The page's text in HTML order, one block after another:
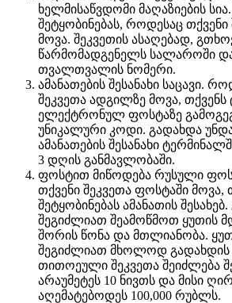
ხელმისაწვდომი მაღაზიების
შეტყობინებას, როდესაც თქვენი
მოვა. შეკვეთის ასაღებად,
წარმომადგენელს სალაროში
თვალთვალის ნომერი.
ამანათების შესანახი საცავი.
შეკვეთა ადგილზე მოვა,
ელექტრონულ ფოსტაზე
უნიკალური კოდი. გადახდა
ამანათების შესანახი
3 დღის განმავლობაში.
ფოსტით მიწოდება რუსული
თქვენი შეკვეთა ფოსტაში მოვა,
შეტყობინებას ამანათის
შეგიძლიათ შეამოწმოთ ყუთის
შორის წონა და მთლიანობა.
შეგიძლიათ მხოლოდ გადახდის
თითოეული შეკვეთა შეიძლება
არაუმეტეს 10 ნივთს და მისი
აღემატებოდეს 100,000 რუბლს.